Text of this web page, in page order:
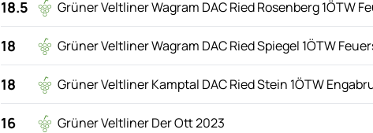
18.5 Grüner Veltliner Wagram DAC Ried Rosenberg 1ÖTW
18 Grüner Veltliner Wagram DAC Ried Spiegel 1ÖTW
18 Grüner Veltliner Kamptal DAC Ried Stein 1ÖTW
16 Grüner Veltliner Der Ott 2023